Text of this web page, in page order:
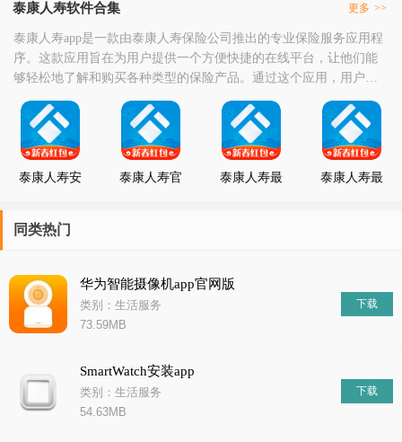
泰康人寿软件合集 更多 >>
泰康人寿app是一款由泰康人寿保险公司推出的专业保险服务应用程
序。这款应用旨在为用户提供一个方便快捷的在线平台，让他们能
够轻松地了解和购买各种类型的保险产品。通过这个应用，用户不
仅可以浏览到泰康人寿旗下的特色保险项目介绍，还能享受到从保
单设计、投保、承保、支付直至后续服务等一系列流程全程网络化
带来的便利体验。无论是对于想要为自己或家人规划未来保障的个
人来说，还是希望给企业员工提供福利的企业主而言，
泰康人寿安
泰康人寿官
泰康人寿最
泰康人寿最
同类热门
华为智能摄像机app官网版
类别：生活服务
73.59MB
下载
SmartWatch安装app
类别：生活服务
54.63MB
下载